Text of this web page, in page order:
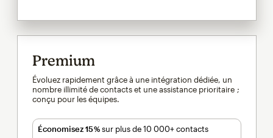
Premium
Évoluez rapidement grâce à une intégration dédiée, un
nombre illimité de contacts et une assistance prioritaire ;
conçu pour les équipes.
Économisez 15 %sur plus de 10 000+ contacts